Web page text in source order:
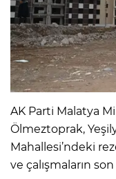
AK Parti Malatya
Ölmeztoprak,
Mahallesi’ndeki
ve çalışmaların